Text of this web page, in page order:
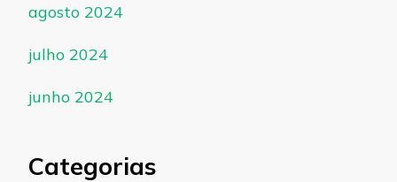
agosto 2024
julho 2024
junho 2024
Categorias